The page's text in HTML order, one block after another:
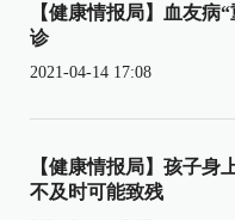
【健康情报局】血友病
诊
2021-04-14 17:08
【健康情报局】孩子身
不及时可能致残